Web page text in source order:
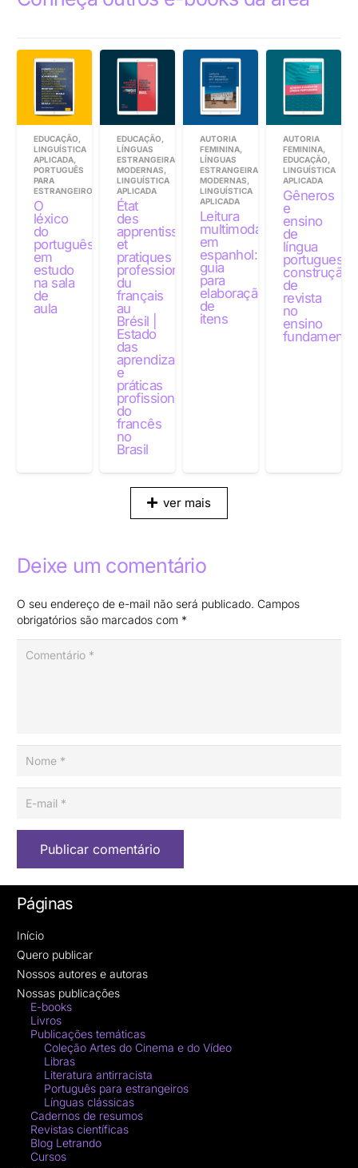
EDUCAÇÃO,
LINGUÍSTICA
APLICADA,
PORTUGUÊS
PARA
ESTRANGEIROS
O
léxico
do
português
em
estudo
na sala
de
aula
EDUCAÇÃO,
LÍNGUAS
ESTRANGEIRAS
MODERNAS,
LINGUÍSTICA
APLICADA
État
des
apprentissages
et
pratiques
professionnelles
du
français
au
Brésil |
Estado
das
aprendizagens
e
práticas
profissionais
do
francês
no
Brasil
AUTORIA
FEMININA,
LÍNGUAS
ESTRANGEIRAS
MODERNAS,
LINGUÍSTICA
APLICADA
Leitura
multimodal
em
espanhol:
guia
para
elaboração
de
itens
AUTORIA
FEMININA,
EDUCAÇÃO,
LINGUÍSTICA
APLICADA
Gêneros
e
ensino
de
língua
portuguesa:
construção
de
revista
no
ensino
fundamental
ver mais
Deixe um comentário
O seu endereço de e-mail não será publicado. Campos
obrigatórios são marcados com *
Publicar comentário
Páginas
Início
Quero publicar
Nossos autores e autoras
Nossas publicações
E-books
Livros
Publicações temáticas
Coleção Artes do Cinema e do Vídeo
Libras
Literatura antirracista
Português para estrangeiros
Línguas clássicas
Cadernos de resumos
Revistas científicas
Blog Letrando
Cursos